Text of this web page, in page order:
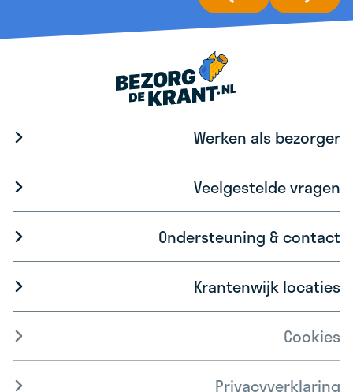
Werken als bezorger
Veelgestelde vragen
Ondersteuning & contact
Krantenwijk locaties
Cookies
Privacyverklaring